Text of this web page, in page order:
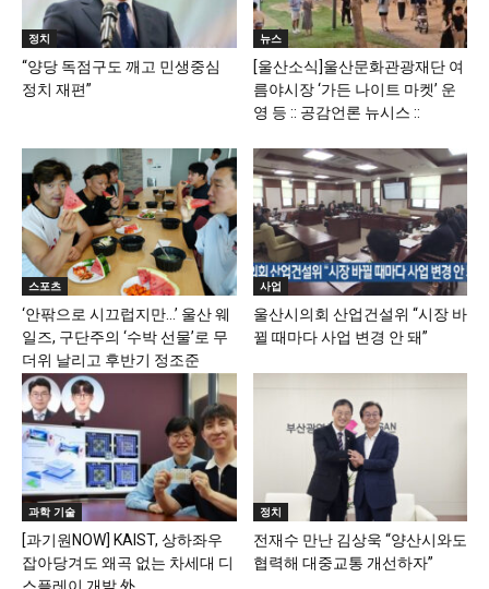
정치
“양당 독점구도 깨고 민생중심
정치 재편”
뉴스
[울산소식]울산문화관광재단 여
름야시장 ‘가든 나이트 마켓’ 운
영 등 :: 공감언론 뉴시스 ::
스포츠
‘안팎으로 시끄럽지만…’ 울산 웨
일즈, 구단주의 ‘수박 선물’로 무
더위 날리고 후반기 정조준
사업
울산시의회 산업건설위 “시장 바
뀔 때마다 사업 변경 안 돼”
과학 기술
[과기원NOW] KAIST, 상하좌우
잡아당겨도 왜곡 없는 차세대 디
스플레이 개발 外
정치
전재수 만난 김상욱 “양산시와도
협력해 대중교통 개선하자”